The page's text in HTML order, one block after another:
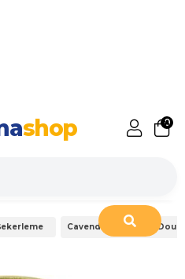
shop 0
Cavendish & Harvey